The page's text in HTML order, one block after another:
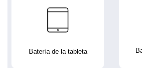
Batería de la tableta